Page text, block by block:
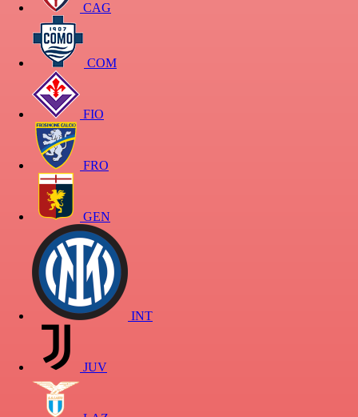
CAG
COM
FIO
FRO
GEN
INT
JUV